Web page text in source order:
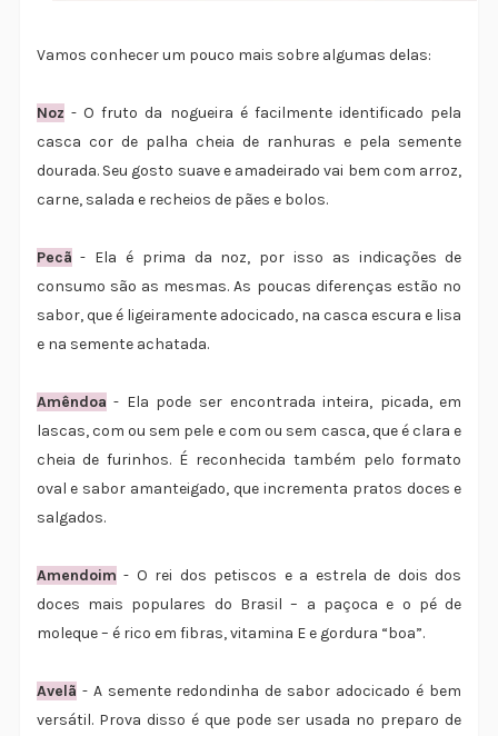
Vamos conhecer um pouco mais sobre algumas delas:
Noz - O fruto da nogueira é facilmente identificado pela
casca cor de palha cheia de ranhuras e pela semente
dourada. Seu gosto suave e amadeirado vai bem com arroz,
carne, salada e recheios de pães e bolos.
Pecã - Ela é prima da noz, por isso as indicações de
consumo são as mesmas. As poucas diferenças estão no
sabor, que é ligeiramente adocicado, na casca escura e lisa
e na semente achatada.
Amêndoa - Ela pode ser encontrada inteira, picada, em
lascas, com ou sem pele e com ou sem casca, que é clara e
cheia de furinhos. É reconhecida também pelo formato
oval e sabor amanteigado, que incrementa pratos doces e
salgados.
Amendoim - O rei dos petiscos e a estrela de dois dos
doces mais populares do Brasil – a paçoca e o pé de
moleque – é rico em fibras, vitamina E e gordura “boa”.
Avelã - A semente redondinha de sabor adocicado é bem
versátil. Prova disso é que pode ser usada no preparo de